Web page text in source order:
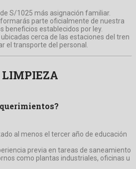
S/1025 más asignación familiar.
formarás parte oficialmente de nuestra
beneficios establecidos por ley.
cerca de las estaciones del tren
el transporte del personal.
LIMPIEZA
al menos el tercer año de educación
previa en tareas de saneamiento
como plantas industriales, oficinas u